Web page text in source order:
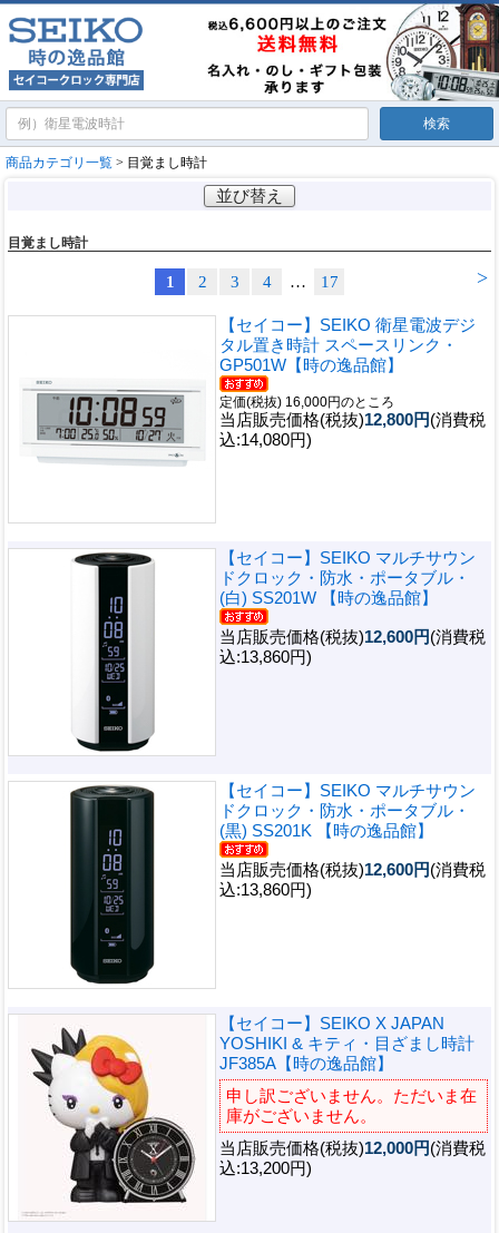
商品カテゴリ一覧 > 目覚まし時計
並び替え
目覚まし時計
>
1 2 3 4 … 17
【セイコー】SEIKO 衛星電波デジ
タル置き時計 スペースリンク・
GP501W【時の逸品館】
定価(税抜) 16,000円のところ
当店販売価格(税抜)12,800円(消費税
込:14,080円)
【セイコー】SEIKO マルチサウン
ドクロック・防水・ポータブル・
(白) SS201W 【時の逸品館】
当店販売価格(税抜)12,600円(消費税
込:13,860円)
【セイコー】SEIKO マルチサウン
ドクロック・防水・ポータブル・
(黒) SS201K 【時の逸品館】
当店販売価格(税抜)12,600円(消費税
込:13,860円)
【セイコー】SEIKO X JAPAN
YOSHIKI & キティ・目ざまし時計
JF385A【時の逸品館】
申し訳ございません。ただいま在
庫がございません。
当店販売価格(税抜)12,000円(消費税
込:13,200円)